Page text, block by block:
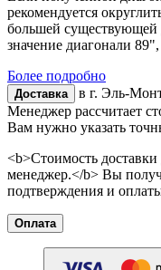
рекомендуется
большей существующей
значение диагонали
Более подробно
Доставка в г. Эль-
Менеджер рассчитает
Вам нужно указать
<b>Стоимость
менеджер.</b> Вы
подтверждения и оплаты
Оплата